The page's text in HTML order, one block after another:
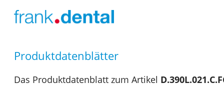
Produktdatenblätter
Das Produktdatenblatt zum Artikel